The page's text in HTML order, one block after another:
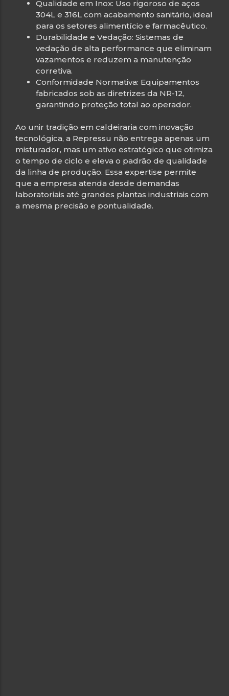
Qualidade em Inox: Uso rigoroso de aços
304L e 316L com acabamento sanitário, ideal
para os setores alimentício e farmacêutico.
Durabilidade e Vedação: Sistemas de
vedação de alta performance que eliminam
vazamentos e reduzem a manutenção
corretiva.
Conformidade Normativa: Equipamentos
fabricados sob as diretrizes da NR-12,
garantindo proteção total ao operador.
Ao unir tradição em caldeiraria com inovação
tecnológica, a Repressu não entrega apenas um
misturador, mas um ativo estratégico que otimiza
o tempo de ciclo e eleva o padrão de qualidade
da linha de produção. Essa expertise permite
que a empresa atenda desde demandas
laboratoriais até grandes plantas industriais com
a mesma precisão e pontualidade.